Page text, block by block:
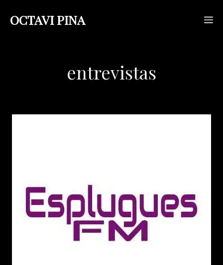
OCTAVI PINA
entrevistas